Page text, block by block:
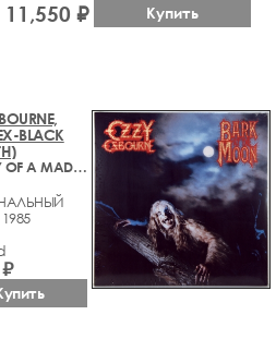
₽ Купить
BLACK
– DIARY OF A MADMAN